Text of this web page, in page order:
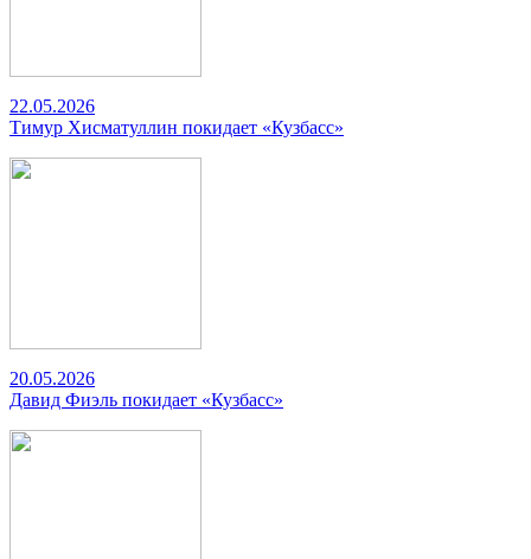
22.05.2026
Тимур Хисматуллин покидает «Кузбасс»
20.05.2026
Давид Фиэль покидает «Кузбасс»